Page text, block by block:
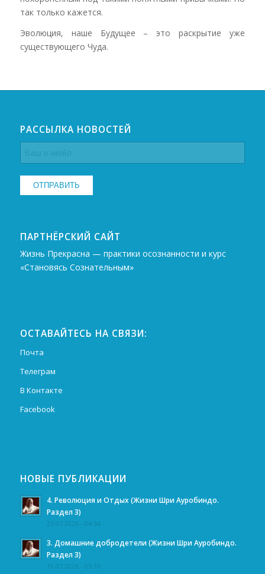
так только кажется.
Эволюция, наше Будущее – это раскрытие уже
существующего Чуда.
РАССЫЛКА НОВОСТЕЙ
ПАРТНЁРСКИЙ САЙТ
Жизнь Прекрасна — практики осознанности и курс
«Становясь Сознательным»
ОСТАВАЙТЕСЬ НА СВЯЗИ:
Почта
Телеграм
В Контакте
Facebook
НОВЫЕ ПУБЛИКАЦИИ
4. Революция и Отдых (Жизни Шри Ауробиндо.
Раздел 3)
25.07.2026 - 04:54
3. Домашние добродетели (Жизни Шри Ауробиндо.
Раздел 3)
19.07.2026 - 05:10